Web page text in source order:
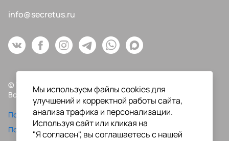
info@secretus.ru
© Типография "Секрет Успеха", 2009-2026
Все права защищены.
Политика конфиденциальности
Пользовательское соглашение
Мы используем файлы cookies для
улучшений и корректной работы сайта,
анализа трафика и персонализации.
Используя сайт или кликая на
"Я согласен", вы соглашаетесь с нашей